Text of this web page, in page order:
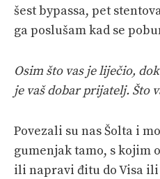
šest bypassa, pet
ga poslušam kad se
Osim što vas je liječio,
je vaš dobar prijatelj. Što
Povezali su nas Šolta i
gumenjak tamo, s kojim
ili napravi đitu do Visa ili